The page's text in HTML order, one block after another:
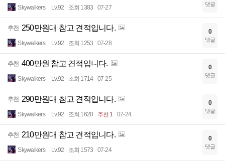
Skywalkers Lv.92 조회 1383 07-27 댓글
추천 250만원대 참고 견적입니다.
Skywalkers Lv.92 조회 1253 07-28
0
댓글
추천 400만원 참고 견적입니다.
Skywalkers Lv.92 조회 1714 07-25
0
댓글
추천 290만원대 참고 견적입니다.
Skywalkers Lv.92 조회 1620 추천 1 07-24
0
댓글
추천 210만원대 참고 견적입니다.
Skywalkers Lv.92 조회 1573 07-24
0
댓글